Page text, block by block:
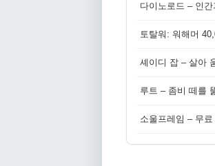
다이노로드 – 인
토탈워: 워해머
셰이디 잡 – 살아
루트 – 좀비 떼를
소울프레임 – 무